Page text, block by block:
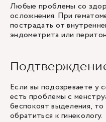
Любые проблемы со
осложнения. При
пострадать от
эндометрита или
Если вы подозреваете у
есть проблемы с
беспокоят выделения,
обратиться к гинекологу.